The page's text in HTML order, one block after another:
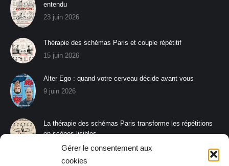
Gérer le consentement aux
cookies
entendu
23 juin 2026
Thérapie des schémas Paris et couple répétitif
15 juin 2026
Alter Ego : quand votre cerveau décide avant vous
9 juin 2026
La thérapie des schémas Paris transforme les répétitions
en scènes lisibles
8 juin 2026
La thérapie des schémas Paris aide à s’affirmer sans